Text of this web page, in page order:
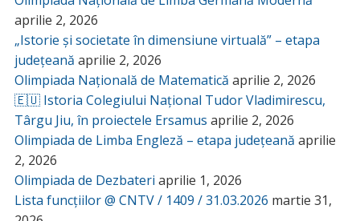
aprilie 2, 2026
„Istorie și societate în dimensiune virtuală” – etapa
județeană aprilie 2, 2026
Olimpiada Națională de Matematică aprilie 2, 2026
🇪🇺 Istoria Colegiului Național Tudor Vladimirescu,
Târgu Jiu, în proiectele Ersamus aprilie 2, 2026
Olimpiada de Limba Engleză – etapa județeană aprilie
2, 2026
Olimpiada de Dezbateri aprilie 1, 2026
Lista funcțiilor @ CNTV / 1409 / 31.03.2026 martie 31,